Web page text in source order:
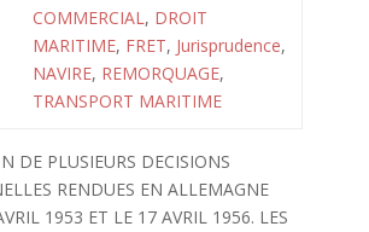
COMMERCIAL, DROIT
MARITIME, FRET, Jurisprudence,
NAVIRE, REMORQUAGE,
TRANSPORT MARITIME
DE PLUSIEURS DECISIONS
RENDUES EN ALLEMAGNE
1953 ET LE 17 AVRIL 1956. LES